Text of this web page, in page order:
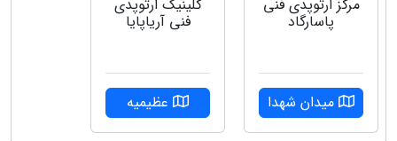
مرکز ارتوپدی فنی
پاسارگاد
میدان شهدا
کلینیک ارتوپدی
فنی آریاپایا
عظیمیه